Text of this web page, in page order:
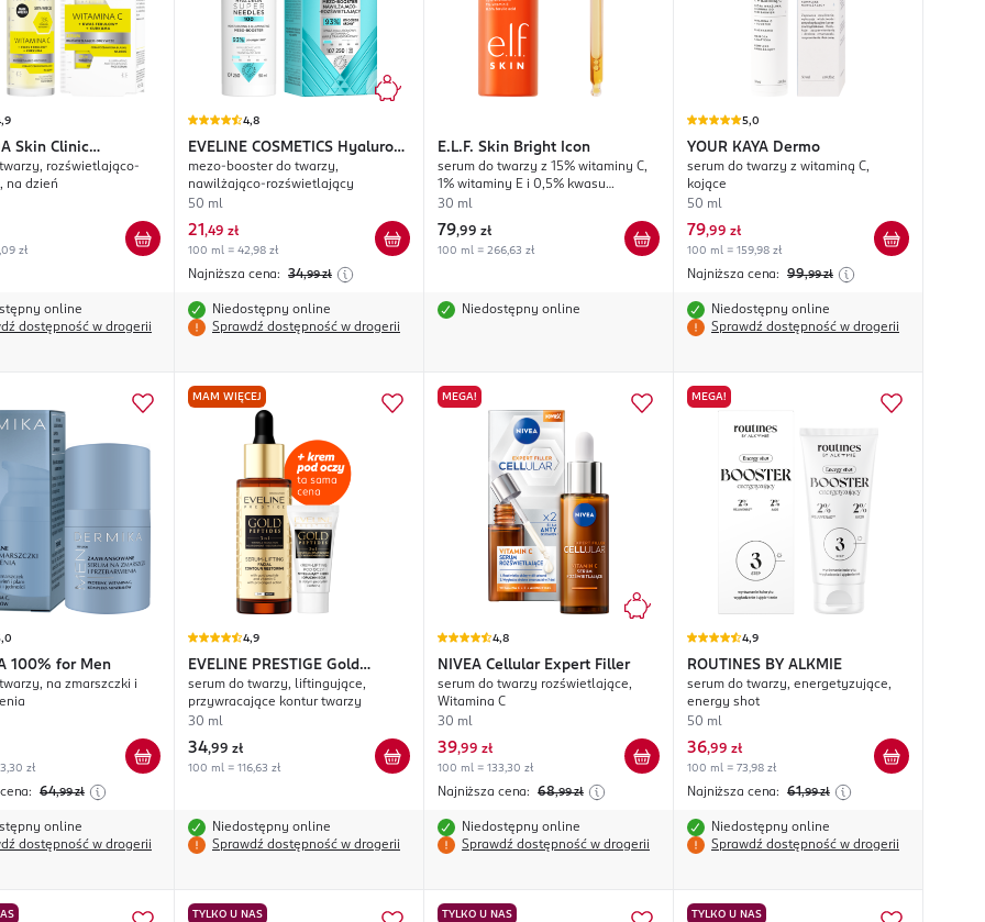
Skin Clinic
Witamina C
rozświetlająco-
na dzień
zł
online
dostępność w drogerii
4,8
EVELINE COSMETICS Hyaluron
Super Needles 100
mezo-booster do twarzy,
nawilżająco-rozświetlający
50 ml
21 ,49 zł
100 ml = 42,98 zł
Najniższa cena: 34,99 zł
Niedostępny online
Sprawdź dostępność w drogerii
E.L.F. Skin Bright Icon
serum do twarzy z 15% witaminy C,
1% witaminy E i 0,5% kwasu
ferulowego, silnie rozjaśniające
30 ml
79,99 zł
100 ml = 266,63 zł
Niedostępny online
5,0
YOUR KAYA Dermo
serum do twarzy z witaminą C,
kojące
50 ml
79,99 zł
100 ml = 159,98 zł
Najniższa cena: 99,99 zł
Niedostępny online
Sprawdź dostępność w drogerii
100% for Men
na zmarszczki i
zł
64,99 zł
online
dostępność w drogerii
MAM WIĘCEJ
4,9
EVELINE PRESTIGE Gold
Peptides
serum do twarzy, liftingujące,
przywracające kontur twarzy
30 ml
34,99 zł
100 ml = 116,63 zł
Niedostępny online
Sprawdź dostępność w drogerii
MEGA!
4,8
NIVEA Cellular Expert Filler
serum do twarzy rozświetlające,
Witamina C
30 ml
39,99 zł
100 ml = 133,30 zł
Najniższa cena: 68,99 zł
Niedostępny online
Sprawdź dostępność w drogerii
MEGA!
4,9
ROUTINES BY ALKMIE
serum do twarzy, energetyzujące,
energy shot
50 ml
36,99 zł
100 ml = 73,98 zł
Najniższa cena: 61,99 zł
Niedostępny online
Sprawdź dostępność w drogerii
TYLKO U NAS TYLKO U NAS TYLKO U NAS